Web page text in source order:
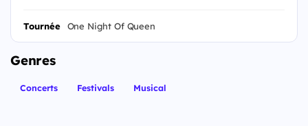
Tournée One Night Of Queen
Genres
Concerts Festivals Musical